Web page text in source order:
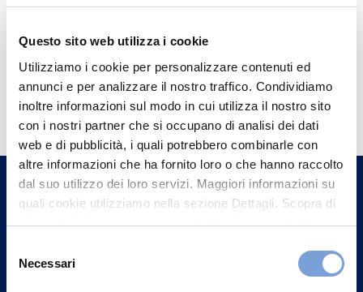
Questo sito web utilizza i cookie
Utilizziamo i cookie per personalizzare contenuti ed
annunci e per analizzare il nostro traffico. Condividiamo
inoltre informazioni sul modo in cui utilizza il nostro sito
con i nostri partner che si occupano di analisi dei dati
web e di pubblicità, i quali potrebbero combinarle con
altre informazioni che ha fornito loro o che hanno raccolto
dal suo utilizzo dei loro servizi. Maggiori informazioni su
quali cookie utilizziamo nella sezione Dettagli. Scopra di
più su chi siamo, come può contattarci e come trattiamo i
può trovare nel footer del sito nella sezione "Informativa
delNecessari
Hai bisogno di
informazioni?
Trova l'Agenzia più vicina a te e parla con
un nostro Agente.
Contattaci